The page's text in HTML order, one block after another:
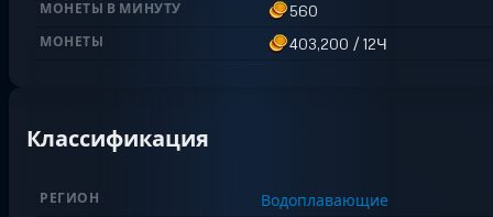
МОНЕТЫ В МИНУТУ 560
МОНЕТЫ 403,200 / 12Ч
Классификация
РЕГИОН Водоплавающие